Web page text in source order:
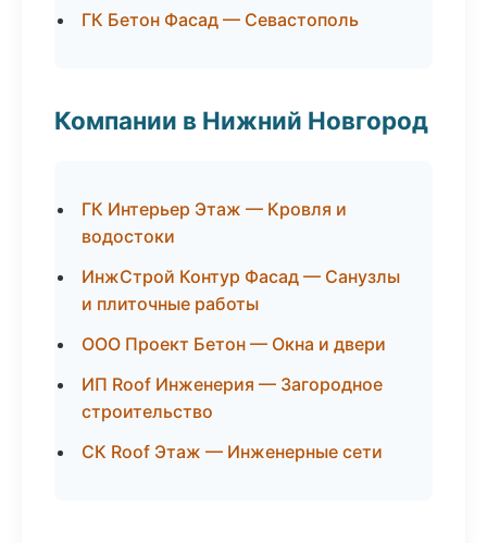
ГК Бетон Фасад — Севастополь
Компании в Нижний Новгород
ГК Интерьер Этаж — Кровля и
водостоки
ИнжСтрой Контур Фасад — Санузлы
и плиточные работы
ООО Проект Бетон — Окна и двери
ИП Roof Инженерия — Загородное
строительство
СК Roof Этаж — Инженерные сети